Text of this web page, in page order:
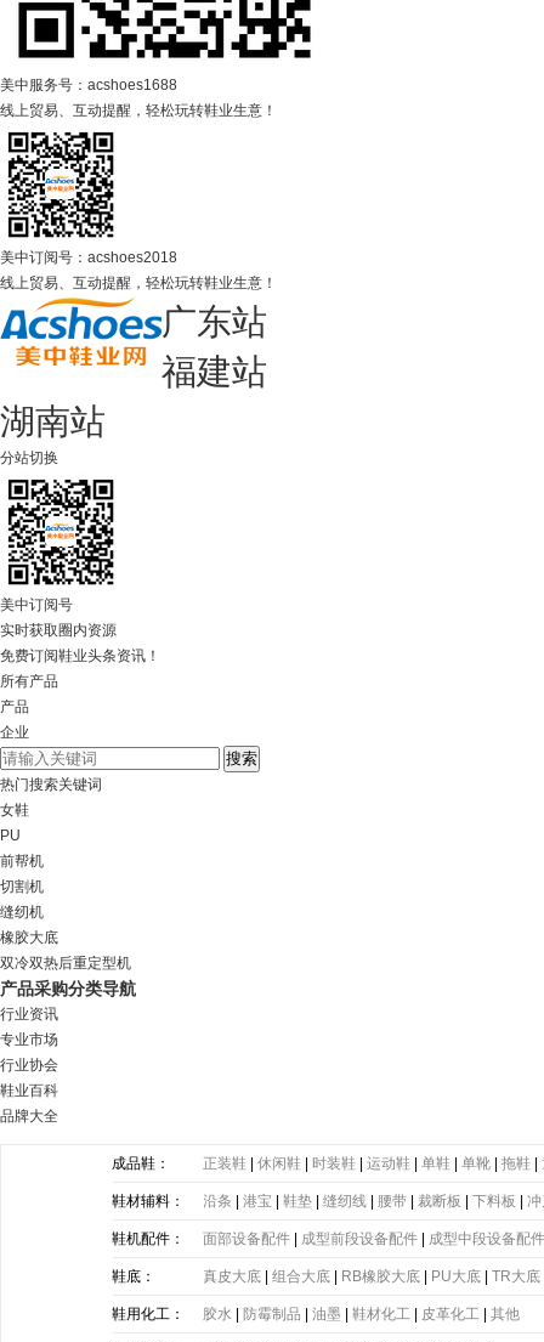
美中服务号：acshoes1688
线上贸易、互动提醒，轻松玩转鞋业生意！
美中订阅号：acshoes2018
线上贸易、互动提醒，轻松玩转鞋业生意！
广东站
福建站
湖南站
分站切换
美中订阅号
实时获取圈内资源
免费订阅鞋业头条资讯！
所有产品
产品
企业
热门搜索关键词
女鞋
PU
前帮机
切割机
缝纫机
橡胶大底
双冷双热后重定型机
产品采购分类导航
行业资讯
专业市场
行业协会
鞋业百科
品牌大全
成品鞋： 正装鞋 |休闲鞋 时装鞋 |运动鞋 |单鞋 |单靴 |拖鞋 |
鞋材辅料： 沿条 |港宝 |鞋垫 |缝纫线 腰带 |裁断板 |下料板 |
带|塑胶片|其他
鞋机配件： 面部设备配件 成型前段设备配件 成型中段设备配
鞋底： 真皮大底 |组合大底 RB橡胶大底 PU大底 |TR大底
底|PE大底|PP大底| SBR大底| PC大底| 软木大底
鞋用化工： 胶水 防霉制品 |油墨 |鞋材化工 皮革化工 |其他